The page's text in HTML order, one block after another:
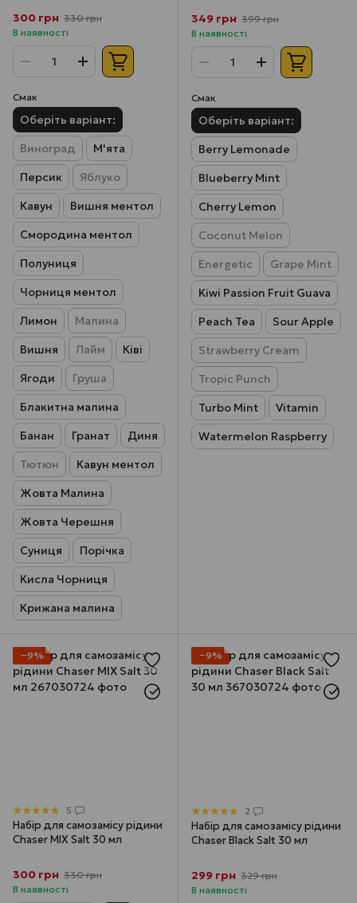
300 грн 330 грн
В наявності
Смак
Оберіть варіант:
Виноград
М'ята
Персик
Яблуко
Кавун
Вишня ментол
Смородина ментол
Полуниця
Чорниця ментол
Лимон
Малина
Вишня
Лайм
Ківі
Ягоди
Груша
Блакитна малина
Банан
Гранат
Диня
Тютюн
Кавун ментол
Жовта Малина
Жовта Черешня
Суниця
Порічка
Кисла Чорниця
Крижана малина
349 грн 399 грн
В наявності
Смак
Оберіть варіант:
Berry Lemonade
Blueberry Mint
Cherry Lemon
Coconut Melon
Energetic
Grape Mint
Kiwi Passion Fruit Guava
Peach Tea
Sour Apple
Strawberry Cream
Tropic Punch
Turbo Mint
Vitamin
Watermelon Raspberry
−9%
5
Набір для самозамісу рідини
Chaser MIX Salt 30 мл
300 грн 330 грн
В наявності
−9%
2
Набір для самозамісу рідини
Chaser Black Salt 30 мл
299 грн 329 грн
В наявності